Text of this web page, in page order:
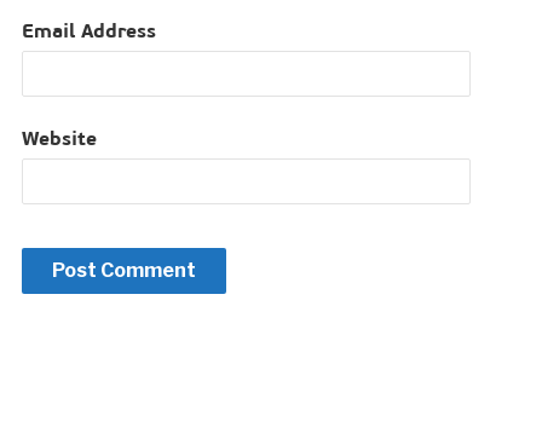
Email Address
Website